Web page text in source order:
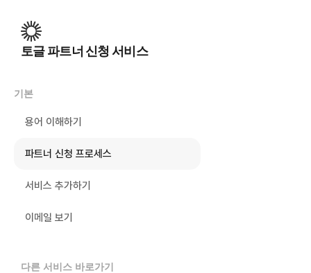
토글 파트너 신청 서비스
기본
용어 이해하기
파트너 신청 프로세스
서비스 추가하기
이메일 보기
다른 서비스 바로가기